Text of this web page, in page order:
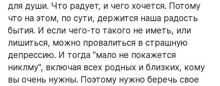
для души. Что радует, и чего хочется. Потому
что на этом, по сути, держится наша радость
бытия. И если чего-то такого не иметь, или
лишиться, можно провалиться в страшную
депрессию. И тогда "мало не покажется
никлму", включая всех родных и близких, кому
вы очень нужны. Поэтому нужно беречь свое